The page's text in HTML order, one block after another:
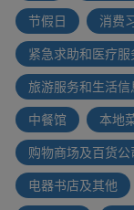
节假日 消费
紧急求助和医疗服
旅游服务和生活信
中餐馆 本地
购物商场及百货公
电器书店及其他